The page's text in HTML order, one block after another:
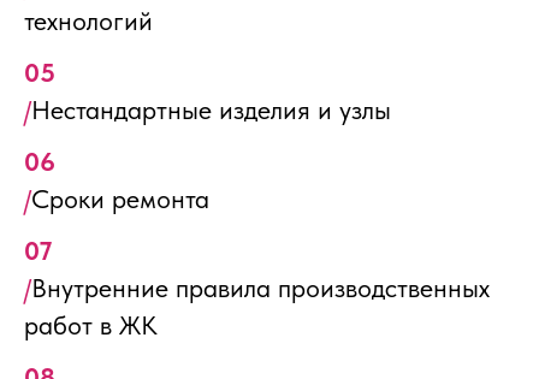
технологий
05
/Нестандартные изделия и узлы
06
/Сроки ремонта
07
/Внутренние правила производственных
работ в ЖК